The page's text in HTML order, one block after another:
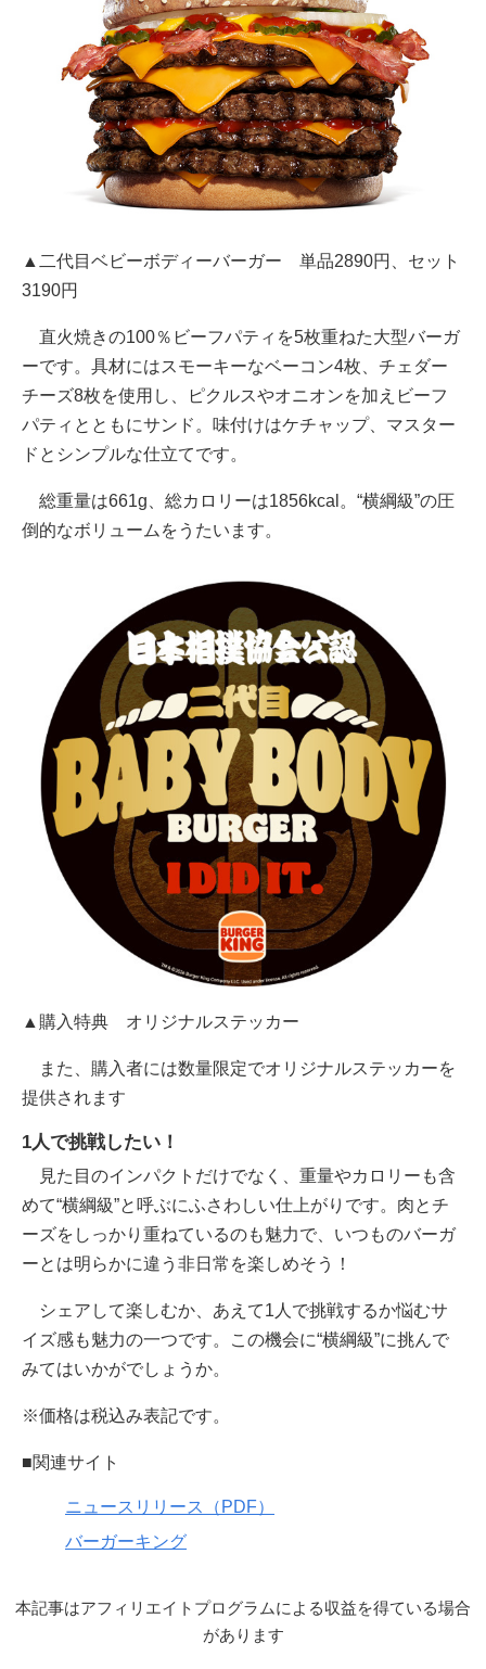
▲二代目ベビーボディーバーガー 単品2890円、セット
3190円
直火焼きの100％ビーフパティを5枚重ねた大型バーガ
ーです。具材にはスモーキーなベーコン4枚、チェダー
チーズ8枚を使用し、ピクルスやオニオンを加えビーフ
パティとともにサンド。味付けはケチャップ、マスター
ドとシンプルな仕立てです。
総重量は661g、総カロリーは1856kcal。“横綱級”の圧
倒的なボリュームをうたいます。
▲購入特典 オリジナルステッカー
また、購入者には数量限定でオリジナルステッカーを
提供されます
1人で挑戦したい！
見た目のインパクトだけでなく、重量やカロリーも含
めて“横綱級”と呼ぶにふさわしい仕上がりです。肉とチ
ーズをしっかり重ねているのも魅力で、いつものバーガ
ーとは明らかに違う非日常を楽しめそう！
シェアして楽しむか、あえて1人で挑戦するか悩むサ
イズ感も魅力の一つです。この機会に“横綱級”に挑んで
みてはいかがでしょうか。
※価格は税込み表記です。
■関連サイト
ニュースリリース（PDF）
バーガーキング
本記事はアフィリエイトプログラムによる収益を得ている場合
があります